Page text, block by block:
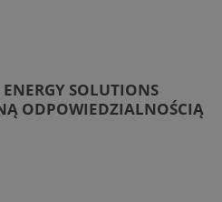
SOLUTIONS
ODPOWIEDZIALNOŚCIĄ